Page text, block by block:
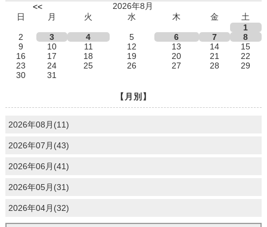
<<
2026年8月
日
月 火 水 木 金
土
1
2
3 4 5 6 7
8
9
10 11 12 13 14
15
16
17 18 19 20 21
22
23
24 25 26 27 28
29
30
31
【月別】
2026年08月(11)
2026年07月(43)
2026年06月(41)
2026年05月(31)
2026年04月(32)